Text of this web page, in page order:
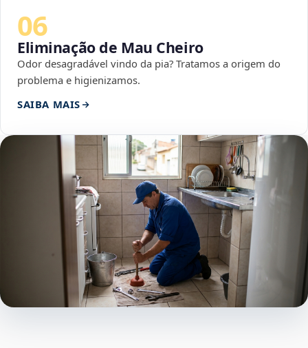
06
Eliminação de Mau Cheiro
Odor desagradável vindo da pia? Tratamos a origem do
problema e higienizamos.
SAIBA MAIS